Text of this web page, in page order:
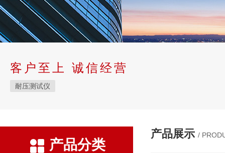
客户至上 诚信经营
耐压测试仪
产品分类
产品展示 /